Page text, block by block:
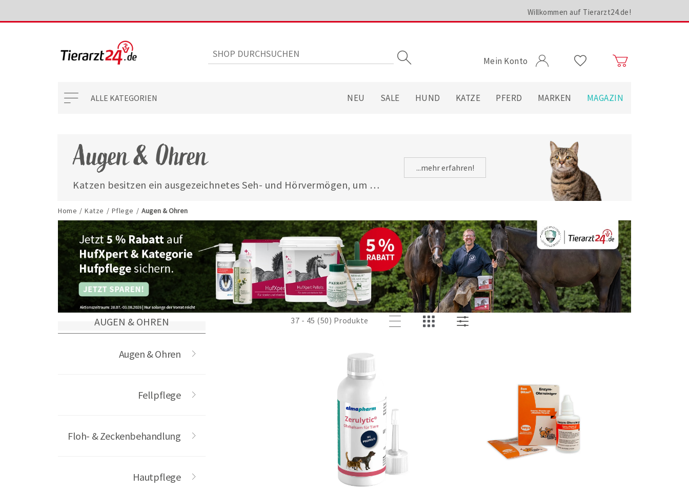
Willkommen auf Tierarzt24.de!
Mein Konto
ALLE KATEGORIEN NEU SALE HUND KATZE PFERD MARKEN MAGAZIN
Home / Katze / Pflege / Augen & Ohren
AUGEN & OHREN
Augen & Ohren
Fellpflege
Floh- & Zeckenbehandlung
Hautpflege
Augen & Ohren
Katzen besitzen ein ausgezeichnetes Seh- und Hörvermögen, um
Stubentiger bei Rötungen oder Reizungen der Augen sowie
Ohrenverschmutzungen oder -entzündungen optimal versorgt wird,
finden Sie hier passende Augen- und Ohrenpflegemittel.
...mehr erfahren!
37 - 45 (50) Produkte